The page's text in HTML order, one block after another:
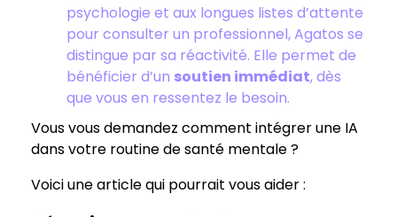
psychologie et aux longues listes d’attente
pour consulter un professionnel, Agatos se
distingue par sa réactivité. Elle permet de
bénéficier d’un soutien immédiat, dès
que vous en ressentez le besoin.
Vous vous demandez comment intégrer une IA
dans votre routine de santé mentale ?
Voici une article qui pourrait vous aider :